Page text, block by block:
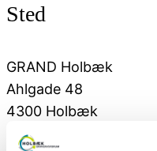
Sted
GRAND Holbæk
Ahlgade 48
4300 Holbæk